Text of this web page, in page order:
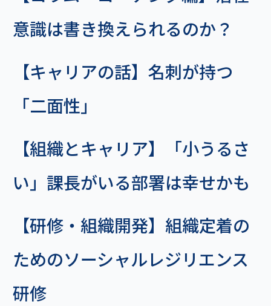
意識は書き換えられるのか？
【キャリアの話】名刺が持つ
「二面性」
【組織とキャリア】「小うるさ
い」課長がいる部署は幸せかも
【研修・組織開発】組織定着の
ためのソーシャルレジリエンス
研修